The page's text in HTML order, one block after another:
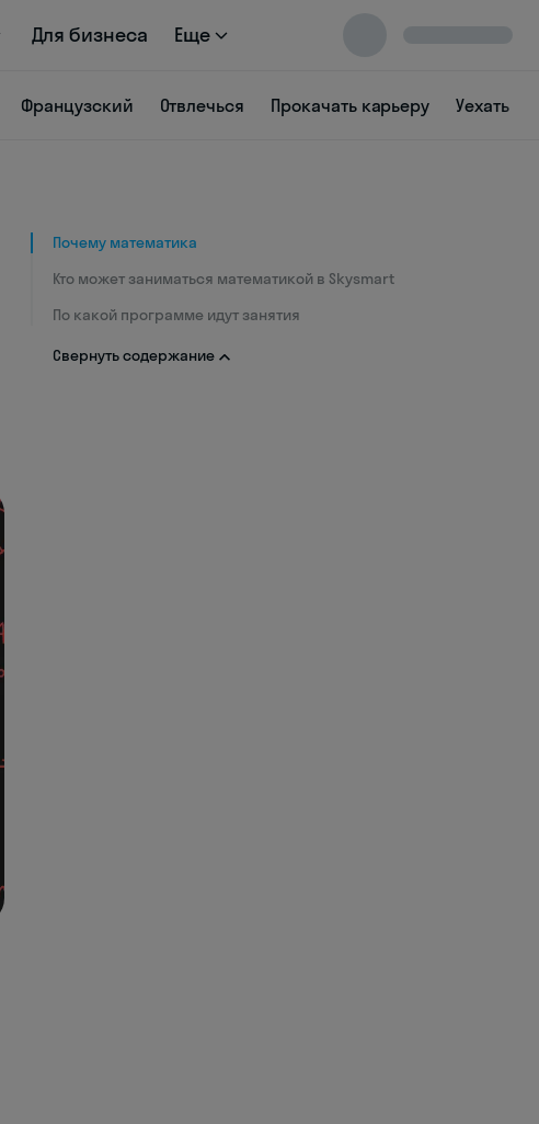
Для бизнеса Еще
Французский Отвлечься Прокачать карьеру Уехать
Почему математика
Кто может заниматься математикой в Skysmart
По какой программе идут занятия
Свернуть содержание